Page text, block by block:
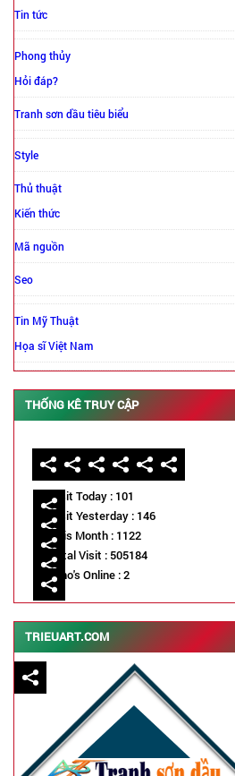
Tin tức
Phong thủy
Hỏi đáp?
Tranh sơn dầu tiêu biểu
Style
Thủ thuật
Kiến thức
Mã nguồn
Seo
Tin Mỹ Thuật
Họa sĩ Việt Nam
THỐNG KÊ TRUY CẬP
Visit Today : 101
Visit Yesterday : 146
This Month : 1122
Total Visit : 505184
Who's Online : 2
TRIEUART.COM